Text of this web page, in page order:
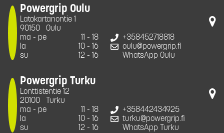
Powergrip Oulu
Latokartanontie 1
90150
Oulu
ma - pe
11 - 18
la
10 - 16
su
12 - 16
+358452718818
oulu@powergrip.fi
WhatsApp Oulu
Powergrip Turku
Lonttistentie 12
20100
Turku
ma - pe
11 - 18
la
10 - 16
su
12 - 16
+358442434925
turku@powergrip.fi
WhatsApp Turku